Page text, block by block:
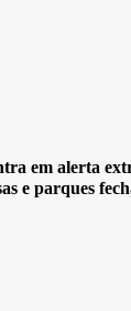
em alerta
e parques